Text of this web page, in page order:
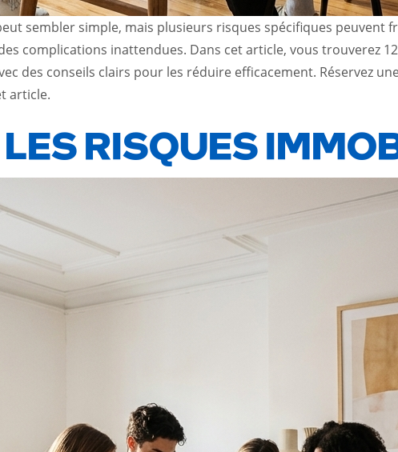
sembler simple, mais plusieurs risques spécifiques peuvent
complications inattendues. Dans cet article, vous trouverez
des conseils clairs pour les réduire efficacement. Réservez
article.
RISQUES